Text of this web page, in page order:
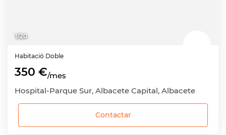
1/20
Habitació Doble
350 €/mes
Hospital-Parque Sur, Albacete Capital, Albacete
Contactar